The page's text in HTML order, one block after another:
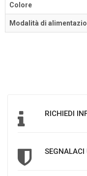
Colore
Modalità di
RICHIEDI
SEGNALACI